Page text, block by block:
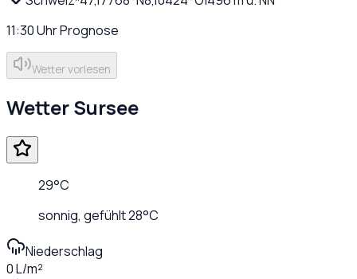
11:30UhrPrognose
Wetter vorlesen
WetterSursee
29°C
sonnig, gefühlt28°C
Niederschlag
0 L/m²